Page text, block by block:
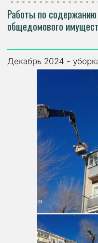
Работы по
общедомового
Декабрь 2024 -